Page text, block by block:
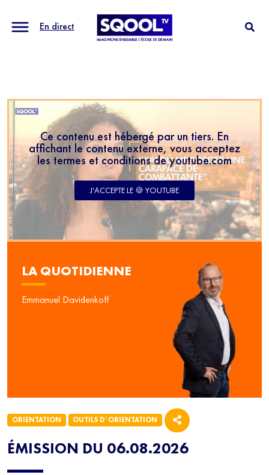
En direct
Ce contenu est hébergé par un tiers. En
affichant le contenu externe, vous acceptez
les termes et conditions de youtube.com
J'ACCEPTE LE 🍪 YOUTUBE
ÉMISSION DU 06.08.2026
ORIENTATION OUTILS D’ORIENTATION
LA QUOTIDIENNE
Emmanuel Davidenkoff